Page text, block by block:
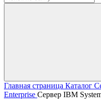
Главная страница Каталог
Enterprise Сервер IBM